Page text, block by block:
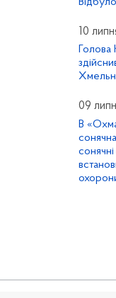
10
Голова
09
В